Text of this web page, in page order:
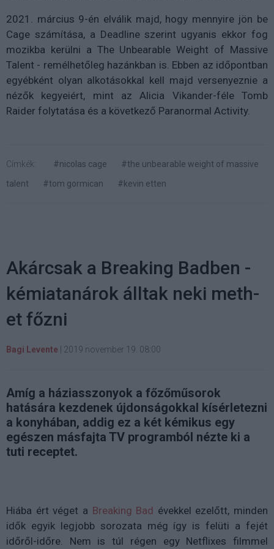
2021. március 9-én elválik majd, hogy mennyire jön be
Cage számítása, a Deadline szerint ugyanis ekkor fog
mozikba kerülni a The Unbearable Weight of Massive
Talent - remélhetőleg hazánkban is. Ebben az időpontban
egyébként olyan alkotásokkal kell majd versenyeznie a
nézők kegyeiért, mint az Alicia Vikander-féle Tomb
Raider folytatása és a következő Paranormal Activity.
Címkék: #nicolas cage
#the unbearable weight of massive
talent
#tom gormican #kevin etten
Akárcsak a Breaking Badben -
kémiatanárok álltak neki meth-
et főzni
Bagi Levente 2019 november 19. 08:00
Amíg a háziasszonyok a főzőműsorok
hatására kezdenek újdonságokkal kísérletezni
a konyhában, addig ez a két kémikus egy
egészen másfajta TV programból nézte ki a
tuti receptet.
Hiába ért véget a Breaking Bad évekkel ezelőtt, minden
idők egyik legjobb sorozata még így is felüti a fejét
időről-időre. Nem is túl régen egy Netflixes filmmel